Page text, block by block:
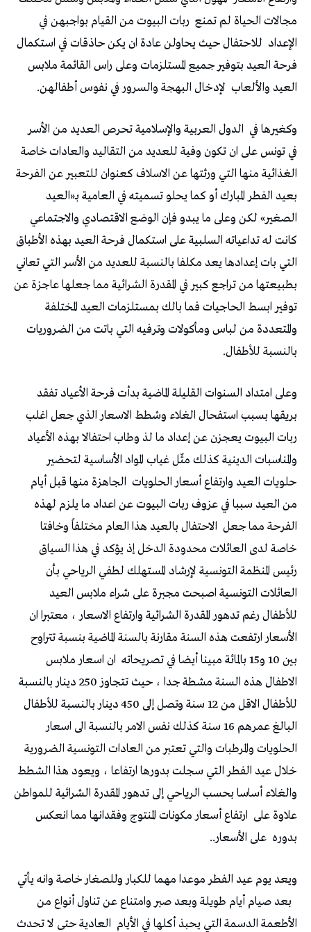
مجالات الحياة لم تمنع ربات البيوت من القيام بواجبهن في
الإعداد للاحتفال حيث يحاولن عادة ان يكن حاذقات في استكمال
فرحة العيد بتوفير جميع المستلزمات وعلى راس القائمة ملابس
العيد والألعاب لإدخال البهجة والسرور في نفوس أطفالهن.
وكغيرها في الدول العربية والإسلامية تحرص العديد من الأسر
في تونس على ان تكون وفية للعديد من التقاليد والعادات خاصة
الغذائية منها التي ورثتها عن الاسلاف كعنوان للتعبير عن الفرحة
بعيد الفطر المبارك أو كما يحلو تسميته في العامية بـ«العيد
الصغير» لكن وعلى ما يبدو فإن الوضع الاقتصادي والاجتماعي
كانت له تداعياته السلبية على استكمال فرحة العيد بهذه الأطباق
التي بات إعدادها يعد مكلفا بالنسبة للعديد من الأسر التي تعاني
بطبيعتها من تراجع كبير في المقدرة الشرائية مما جعلها عاجزة عن
توفير ابسط الحاجيات فما بالك بمستلزمات العيد المختلفة
والمتعددة من لباس ومأكولات وترفيه التي باتت من الضروريات
بالنسبة للأطفال.
وعلى امتداد السنوات القليلة الماضية بدأت فرحة الأعياد تفقد
بريقها بسبب استفحال الغلاء وشطط الاسعار الذي جعل اغلب
ربات البيوت يعجزن عن إعداد ما لذ وطاب احتفالا بهذه الأعياد
والمناسبات الدينية كذلك مثّل غياب المواد الأساسية لتحضير
حلويات العيد وارتفاع أسعار الحلويات الجاهزة منها قبل أيام
من العيد سببا في عزوف ربات البيوت عن اعداد ما يلزم لهذه
الفرحة مما جعل الاحتفال بالعيد هذا العام مختلفاً وخافتا
خاصة لدى العائلات محدودة الدخل إذ يؤكد في هذا السياق
رئيس المنظمة التونسية لإرشاد المستهلك لطفي الرياحي بأن
العائلات التونسية اصبحت مجبرة على شراء ملابس العيد
للأطفال رغم تدهور المقدرة الشرائية وارتفاع الاسعار ، معتبرا ان
الأسعار ارتفعت هذه السنة مقارنة بالسنة الماضية بنسبة تتراوح
بين 10 و15 بالمائة مبينا أيضا في تصريحاته
ان اسعار ملابس
الاطفال هذه السنة مشطة جدا ، حيث تتجاوز 250 دينار بالنسبة
للأطفال الاقل من 12 سنة وتصل إلى 450 دينار بالنسبة للأطفال
البالغ عمرهم 16 سنة كذلك نفس الامر بالنسبة الى اسعار
الحلويات والمرطبات والتي تعتبر من العادات التونسية الضرورية
خلال عيد الفطر التي سجلت بدورها ارتفاعا ، ويعود هذا الشطط
والغلاء أساسا بحسب الرياحي إلى تدهور المقدرة الشرائية للمواطن
علاوة على ارتفاع أسعار مكونات المنتوج وفقدانها مما انعكس
بدوره على الأسعار..
ويعد يوم عيد الفطر موعدا مهما للكبار وللصغار خاصة وانه يأتي
بعد صيام أيام طويلة وبعد صبر وامتناع عن تناول أنواع من
الأطعمة الدسمة التي يحبذ أكلها في الأيام العادية حتى لا تحدث